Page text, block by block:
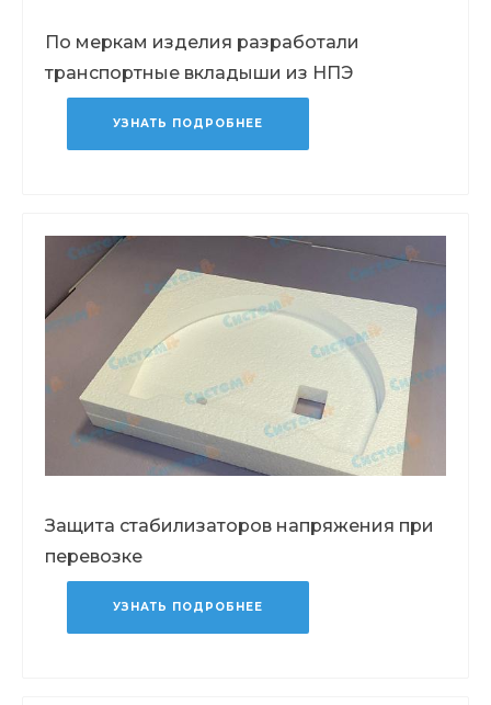
По меркам изделия разработали
транспортные вкладыши из НПЭ
УЗНАТЬ ПОДРОБНЕЕ
Защита стабилизаторов напряжения при
перевозке
УЗНАТЬ ПОДРОБНЕЕ